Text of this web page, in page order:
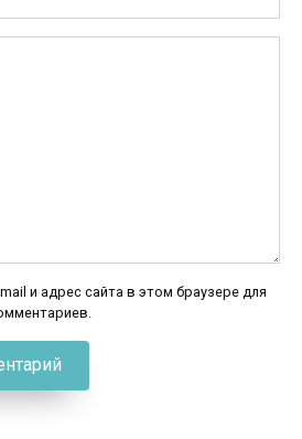
и адрес сайта в этом браузере для